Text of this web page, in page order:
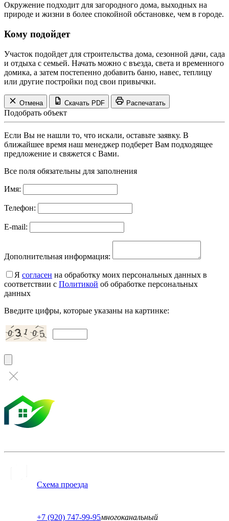
Окружение подходит для загородного дома, выходных на
природе и жизни в более спокойной обстановке, чем в городе.
Кому подойдет
Участок подойдет для строительства дома, сезонной дачи, сада
и отдыха с семьей. Начать можно с въезда, света и временного
домика, а затем постепенно добавить баню, навес, теплицу
или другие постройки под свои привычки.
Отмена Скачать PDF Распечатать
Подобрать объект
Если Вы не нашли то, что искали, оставьте заявку. В
ближайшее время наш менеджер подберет Вам подходящее
предложение и свяжется с Вами.
Все поля обязательны для заполнения
Имя:
Телефон:
E-mail:
Дополнительная информация:
Я согласен на обработку моих персональных данных в
соответствии с Политикой об обработке персональных
данных
Введите цифры, которые указаны на картинке:
Схема проезда
+7 (920) 747-99-95многоканальный